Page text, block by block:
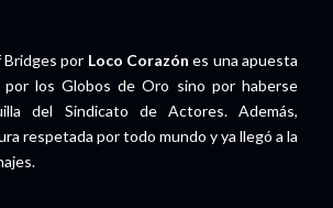
Bridges por Loco Corazón es una apuesta
los Globos de Oro sino por haberse
del Sindicato de Actores. Además,
respetada por todo mundo y ya llegó a la